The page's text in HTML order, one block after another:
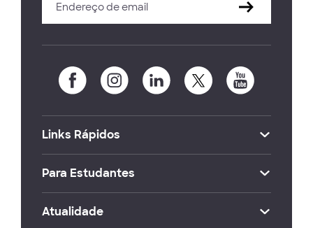
Links Rápidos
Para Estudantes
Atualidade